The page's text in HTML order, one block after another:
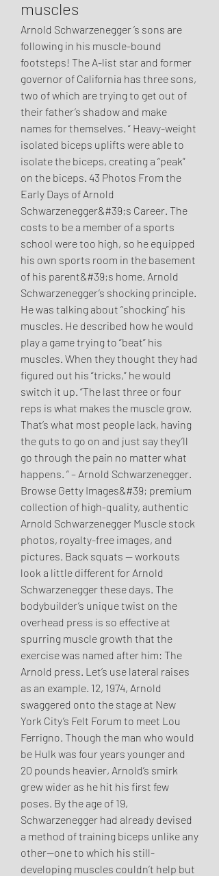
muscles
Arnold Schwarzenegger ’s sons are
following in his muscle-bound
footsteps! The A-list star and former
governor of California has three sons,
two of which are trying to get out of
their father’s shadow and make
names for themselves. “ Heavy-weight
isolated biceps uplifts were able to
isolate the biceps, creating a “peak”
on the biceps. 43 Photos From the
Early Days of Arnold
Schwarzenegger&#39;s Career. The
costs to be a member of a sports
school were too high, so he equipped
his own sports room in the basement
of his parent&#39;s home. Arnold
Schwarzenegger’s shocking principle.
He was talking about “shocking” his
muscles. He described how he would
play a game trying to “beat” his
muscles. When they thought they had
figured out his “tricks,” he would
switch it up. “The last three or four
reps is what makes the muscle grow.
That’s what most people lack, having
the guts to go on and just say they’ll
go through the pain no matter what
happens. ” – Arnold Schwarzenegger.
Browse Getty Images&#39; premium
collection of high-quality, authentic
Arnold Schwarzenegger Muscle stock
photos, royalty-free images, and
pictures. Back squats — workouts
look a little different for Arnold
Schwarzenegger these days. The
bodybuilder’s unique twist on the
overhead press is so effective at
spurring muscle growth that the
exercise was named after him: The
Arnold press. Let’s use lateral raises
as an example. 12, 1974, Arnold
swaggered onto the stage at New
York City’s Felt Forum to meet Lou
Ferrigno. Though the man who would
be Hulk was four years younger and
20 pounds heavier, Arnold’s smirk
grew wider as he hit his first few
poses. By the age of 19,
Schwarzenegger had already devised
a method of training biceps unlike any
other—one to which his still-
developing muscles couldn’t help but